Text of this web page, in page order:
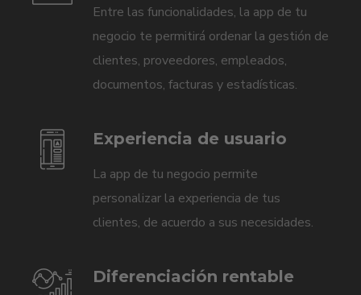
Entre las funcionalidades, la app de tu
negocio te permitirá ordenar la gestión de
clientes, proveedores, empleados,
documentos, facturas y estadísticas.
Experiencia de usuario
La app de tu negocio permite
personalizar la experiencia de tus
clientes, de acuerdo a sus necesidades.
Diferenciación rentable